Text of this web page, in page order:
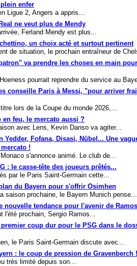
enfer
Ligue 2, Angers a appris...
ne veut plus de Mendy
Ferland Mendy est plus...
un choix acté et surtout pertinent
de situation, le prochain entraîneur de
va prendre les choses en main
pourrait reprendre du service au
conseille Paris à Messi, "pour arriver
lors de la Coupe du monde 2026,...
en feu, le mercato aussi ?
avec Lens, Kevin Danso va agiter...
Yedder, Fofana, Disasi, Nübel... Une
!
s'annonce animé. Le club de...
: le casse-tête des joueurs prêtés...
par le Paris Saint-Germain cette...
du Bayern pour s'offrir Osimhen
saison prochaine, le Bayern Munich pense...
nouvelle tendance pour l'avenir de
l'été prochain, Sergio Ramos...
premier coup dur pour le PSG dans le
le Paris Saint-Germain discute avec...
: le coup de pression de Gravenberch !
très limité depuis son...